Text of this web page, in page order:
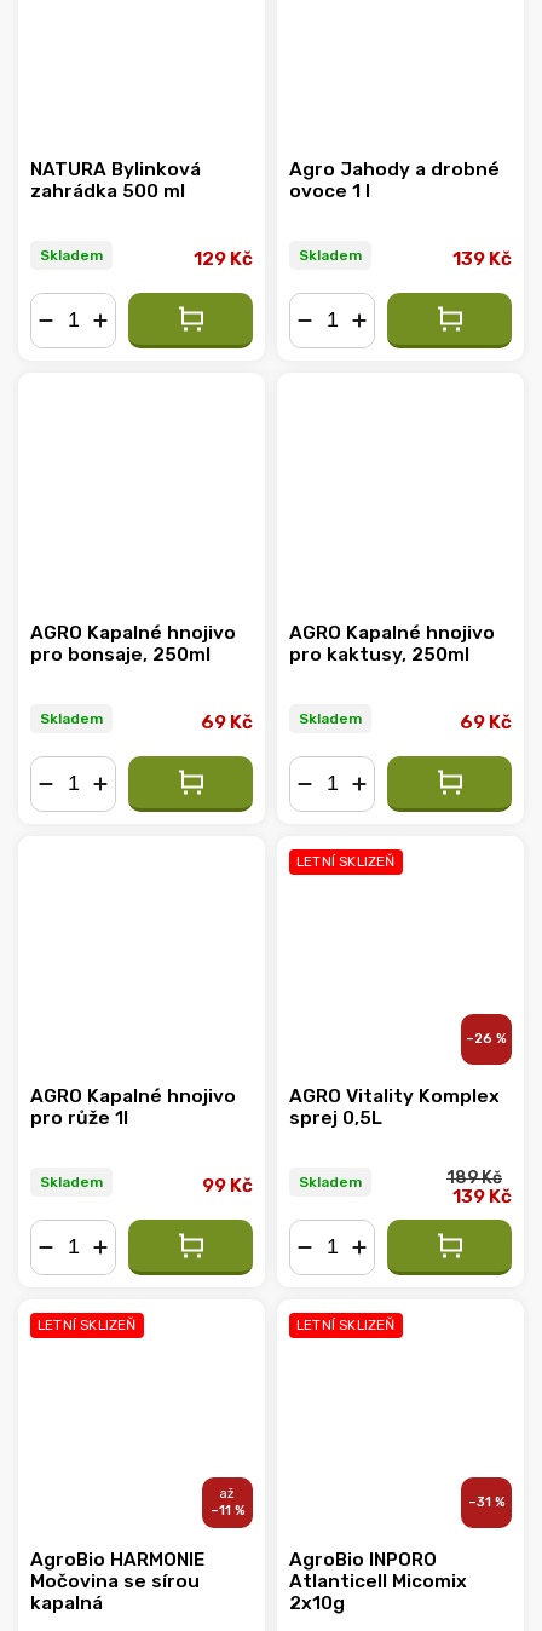
NATURA Bylinková
zahrádka 500 ml
Skladem 129 Kč
Agro Jahody a drobné
ovoce 1 l
Skladem 139 Kč
AGRO Kapalné hnojivo
pro bonsaje, 250ml
Skladem 69 Kč
AGRO Kapalné hnojivo
pro kaktusy, 250ml
Skladem 69 Kč
AGRO Kapalné hnojivo
pro růže 1l
Skladem 99 Kč
LETNÍ SKLIZEŇ
–26 %
AGRO Vitality Komplex
sprej 0,5L
Skladem 189 Kč
139 Kč
LETNÍ SKLIZEŇ
–11 %
AgroBio HARMONIE
Močovina se sírou
kapalná
LETNÍ SKLIZEŇ
–31 %
AgroBio INPORO
Atlanticell Micomix
2x10g